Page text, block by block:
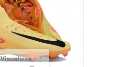
Visualizza